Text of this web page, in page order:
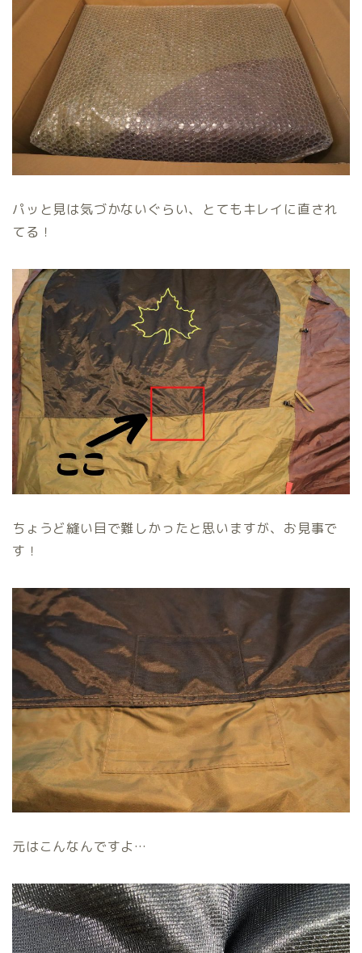
パッと見は気づかないぐらい、とてもキレイに直され
てる！
ちょうど縫い目で難しかったと思いますが、お見事で
す！
元はこんなんですよ…